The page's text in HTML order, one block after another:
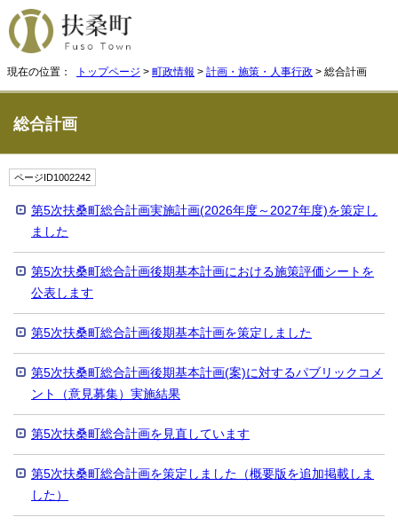
現在の位置： トップページ > 町政情報 > 計画・施策・人事行政 > 総合計画
総合計画
ページID1002242
第5次扶桑町総合計画実施計画(2026年度～2027年度)を策定し
ました
第5次扶桑町総合計画後期基本計画における施策評価シートを
公表します
第5次扶桑町総合計画後期基本計画を策定しました
第5次扶桑町総合計画後期基本計画(案)に対するパブリックコメ
ント（意見募集）実施結果
第5次扶桑町総合計画を見直しています
第5次扶桑町総合計画を策定しました（概要版を追加掲載しま
した）